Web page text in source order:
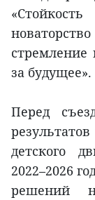
стремление
за будущее».
Перед
детского
2022–2026
решений